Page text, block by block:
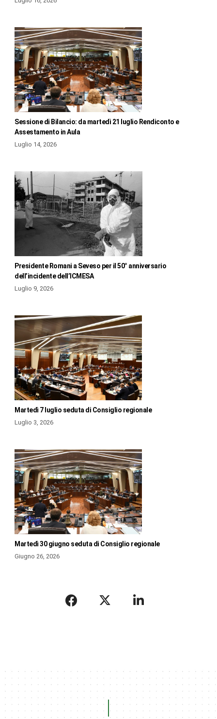
Sessione di Bilancio: da martedì 21 luglio Rendiconto e
Assestamento in Aula
Luglio 14, 2026
Presidente Romani a Seveso per il 50° anniversario
dell’incidente dell’ICMESA
Luglio 9, 2026
Martedì 7 luglio seduta di Consiglio regionale
Luglio 3, 2026
Martedì 30 giugno seduta di Consiglio regionale
Giugno 26, 2026